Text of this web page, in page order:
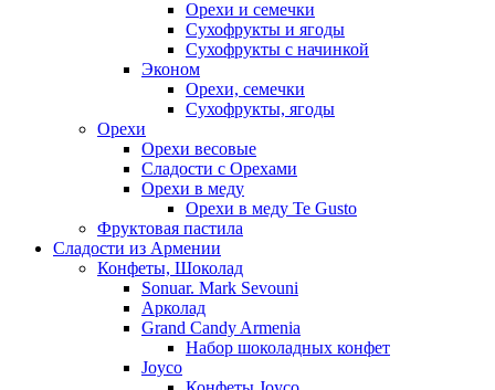
Орехи и семечки
Сухофрукты и ягоды
Сухофрукты с начинкой
Эконом
Орехи, семечки
Сухофрукты, ягоды
Орехи
Орехи весовые
Сладости с Орехами
Орехи в меду
Орехи в меду Te Gusto
Фруктовая пастила
Сладости из Армении
Конфеты, Шоколад
Sonuar. Mark Sevouni
Арколад
Grand Candy Armenia
Набор шоколадных конфет
Joyco